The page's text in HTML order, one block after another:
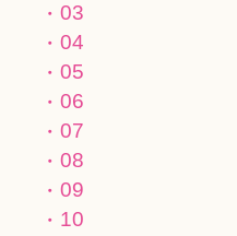
03
04
05
06
07
08
09
10